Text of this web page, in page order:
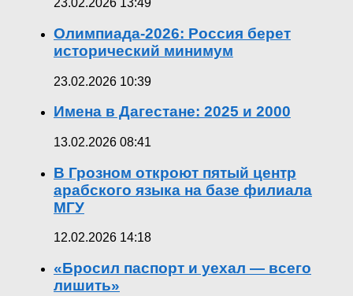
23.02.2026 13:49
Олимпиада-2026: Россия берет
исторический минимум
23.02.2026 10:39
Имена в Дагестане: 2025 и 2000
13.02.2026 08:41
В Грозном откроют пятый центр
арабского языка на базе филиала
МГУ
12.02.2026 14:18
«Бросил паспорт и уехал — всего
лишить»